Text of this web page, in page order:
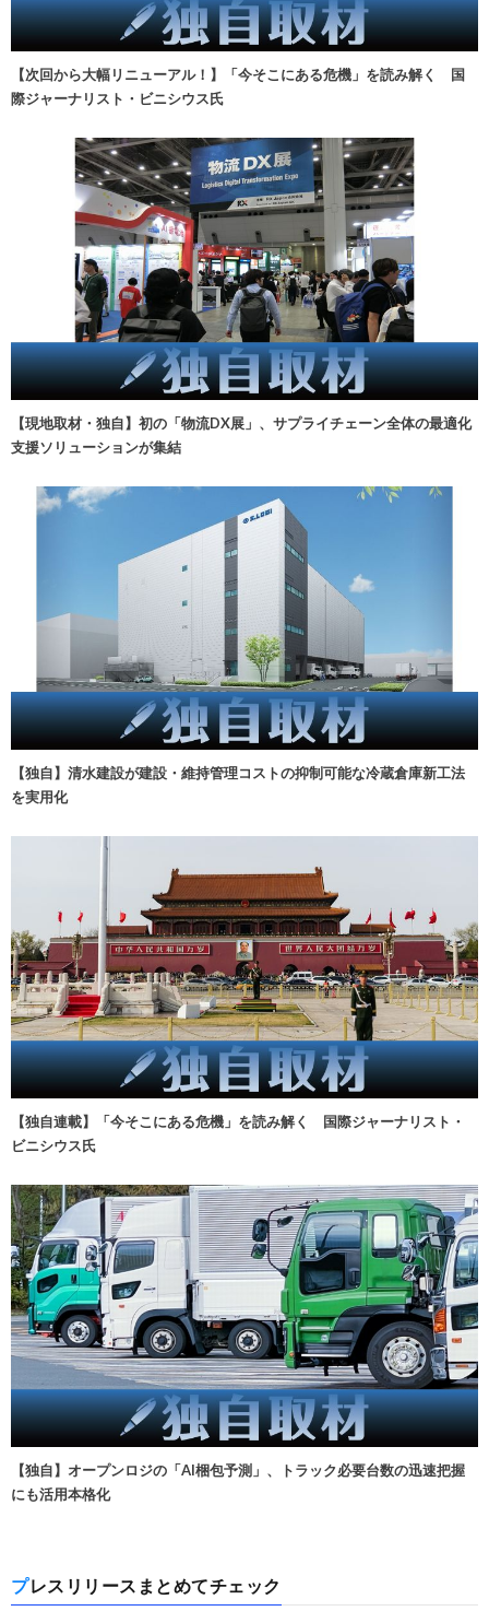
【次回から大幅リニューアル！】「今そこにある危機」を読み解く 国
際ジャーナリスト・ビニシウス氏
【現地取材・独自】初の「物流DX展」、サプライチェーン全体の最適化
支援ソリューションが集結
【独自】清水建設が建設・維持管理コストの抑制可能な冷蔵倉庫新工法
を実用化
【独自連載】「今そこにある危機」を読み解く 国際ジャーナリスト・
ビニシウス氏
【独自】オープンロジの「AI梱包予測」、トラック必要台数の迅速把握
にも活用本格化
プレスリリースまとめてチェック